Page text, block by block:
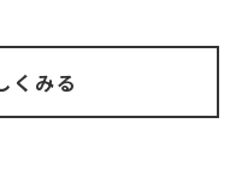
くみる